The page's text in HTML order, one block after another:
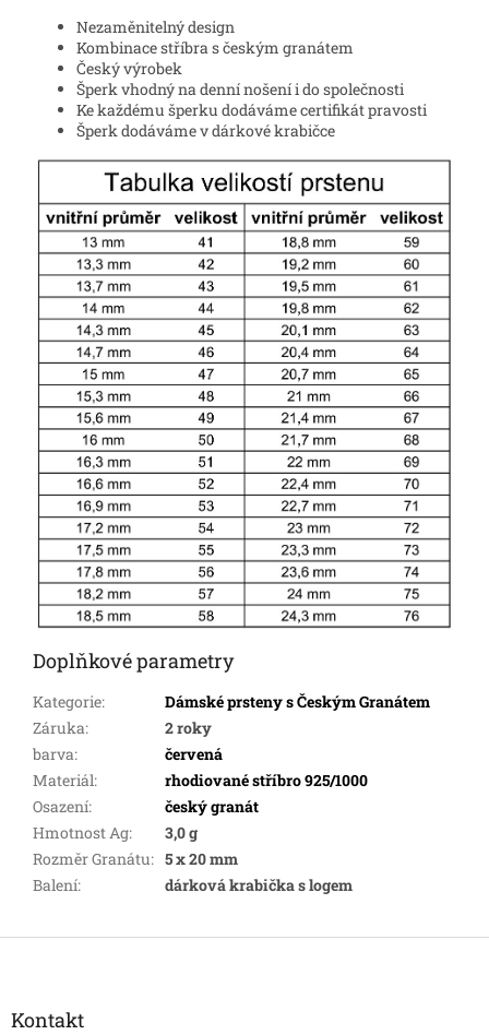
Nezaměnitelný design
Kombinace stříbra s českým granátem
Český výrobek
Šperk vhodný na denní nošení i do společnosti
Ke každému šperku dodáváme certifikát pravosti
Šperk dodáváme v dárkové krabičce
Doplňkové parametry
Kategorie:
Dámské prsteny s Českým Granátem
Záruka:
2 roky
barva:
červená
Materiál:
rhodiované stříbro 925/1000
Osazení:
český granát
Hmotnost Ag:
3,0 g
Rozměr Granátu: 5 x 20 mm
Balení: dárková krabička s logem
Kontakt